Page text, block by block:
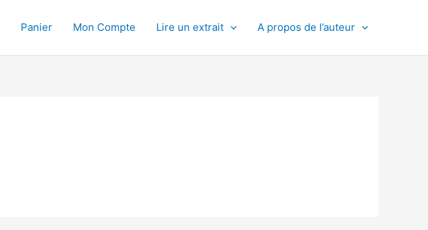
Panier Mon Compte Lire un extrait A propos de l’auteur